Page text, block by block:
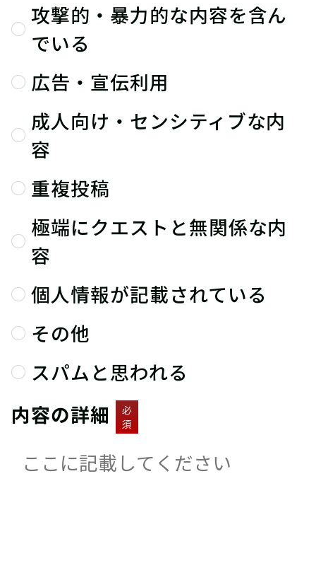
攻撃的・暴力的な内容を含ん
でいる
広告・宣伝利用
成人向け・センシティブな内
容
重複投稿
極端にクエストと無関係な内
容
個人情報が記載されている
その他
スパムと思われる
内容の詳細
必
須